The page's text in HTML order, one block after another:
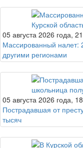
05 августа 2026 года,
Массированный налет:
другими регионами
05 августа 2026 года,
Пострадавшая от
тысяч